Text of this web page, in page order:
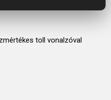
toll vonalzóval